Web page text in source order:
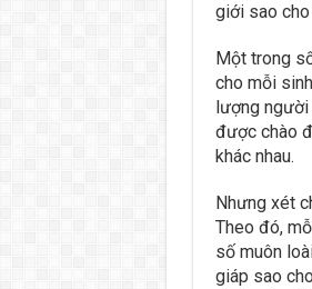
giới sao cho
Một trong
cho mỗi
lượng
được chào
khác nhau.
Nhưng xét
Theo đó,
số muôn
giáp sao